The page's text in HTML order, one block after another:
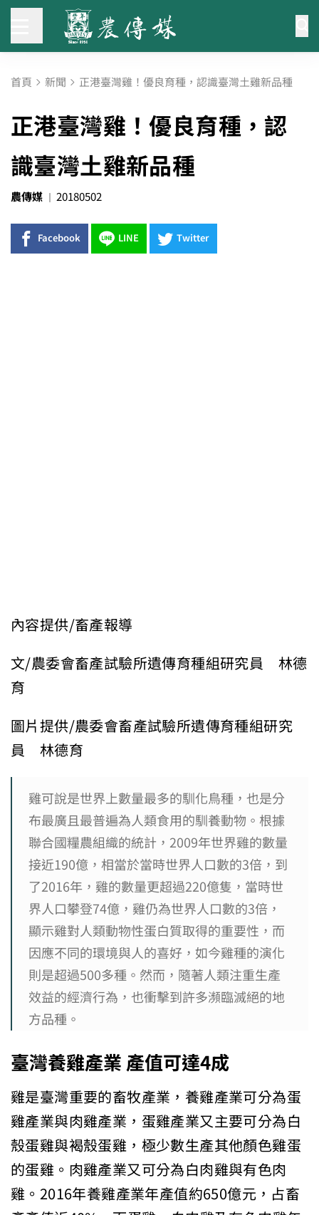
首頁 新聞 正港臺灣雞！優良育種，認識臺灣土雞新品種
正港臺灣雞！優良育種，認
識臺灣土雞新品種
農傳媒 20180502
Facebook LINE Twitter
內容提供/畜產報導
文/農委會畜產試驗所遺傳育種組研究員 林德
育
圖片提供/農委會畜產試驗所遺傳育種組研究
員 林德育
雞可說是世界上數量最多的馴化鳥種，也是分
布最廣且最普遍為人類食用的馴養動物。根據
聯合國糧農組織的統計，2009年世界雞的數量
接近190億，相當於當時世界人口數的3倍，到
了2016年，雞的數量更超過220億隻，當時世
界人口攀登74億，雞仍為世界人口數的3倍，
顯示雞對人類動物性蛋白質取得的重要性，而
因應不同的環境與人的喜好，如今雞種的演化
則是超過500多種。然而，隨著人類注重生產
效益的經濟行為，也衝擊到許多瀕臨滅絕的地
方品種。
臺灣養雞產業 產值可達4成
雞是臺灣重要的畜牧產業，養雞產業可分為蛋
雞產業與肉雞產業，蛋雞產業又主要可分為白
殼蛋雞與褐殼蛋雞，極少數生產其他顏色雞蛋
的蛋雞。肉雞產業又可分為白肉雞與有色肉
雞。2016年養雞產業年產值約650億元，占畜